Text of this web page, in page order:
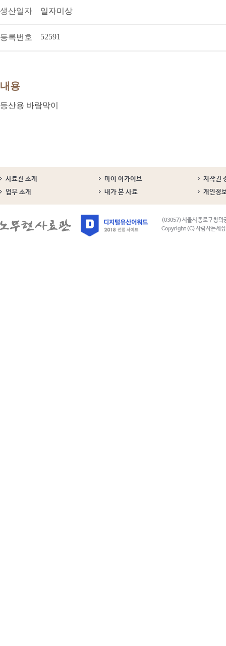
생산일자 일자미상
등록번호 52591
내용
등산용 바람막이
사료관 소개 마이 아카이브
저작권
업무 소개
내가 본 사료 개인정
(03057) 서울시 종로구 창덕
Copyright (C) 사람사는세